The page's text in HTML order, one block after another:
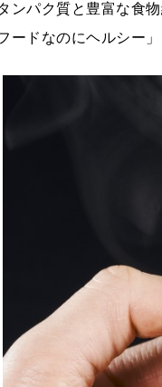
タンパク質と豊富な食
ードなのにヘルシー